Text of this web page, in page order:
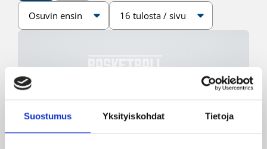
Suostumus Yksityiskohdat Tietoja
Järjestys
Sivukoko
Maajoukkue27.04.2000 00:00